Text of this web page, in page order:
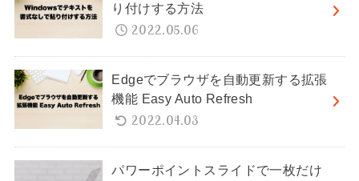
り付けする方法
2022.05.06
Edgeでブラウザを自動更新する拡張
機能 Easy Auto Refresh
2022.04.03
パワーポイントスライドで一枚だけ